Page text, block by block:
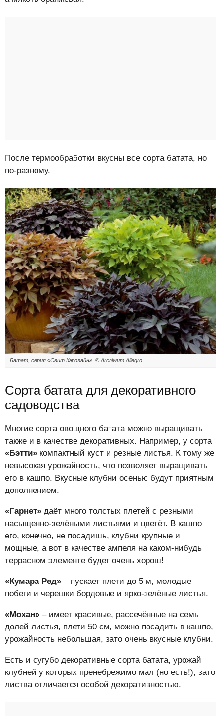
После термообработки вкусны все сорта батата, но
по-разному.
Батат, серия «Свит Кэролайн». © Archiwum Allegro
Сорта батата для декоративного
садоводства
Многие сорта овощного батата можно выращивать
также и в качестве декоративных. Например, у сорта
«Бэтти» компактный куст и резные листья. К тому же
невысокая урожайность, что позволяет выращивать
его в кашпо. Вкусные клубни осенью будут приятным
дополнением.
«Гарнет» даёт много толстых плетей с резными
насыщенно-зелёными листьями и цветёт. В кашпо
его, конечно, не посадишь, клубни крупные и
мощные, а вот в качестве ампеля на каком-нибудь
террасном элементе будет очень хорош!
«Кумара Ред» – пускает плети до 5 м, молодые
побеги и черешки бордовые и ярко-зелёные листья.
«Мохан» – имеет красивые, рассечённые на семь
долей листья, плети 50 см, можно посадить в кашпо,
урожайность небольшая, зато очень вкусные клубни.
Есть и сугубо декоративные сорта батата, урожай
клубней у которых пренебрежимо мал (но есть!), зато
листва отличается особой декоративностью.